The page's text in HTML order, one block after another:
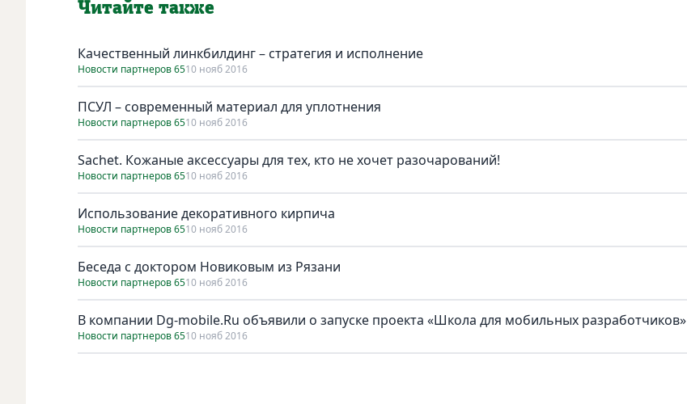
Читайте также
Качественный линкбилдинг – стратегия и исполнение
Новости партнеров 6510 нояб 2016
ПСУЛ – современный материал для уплотнения
Новости партнеров 6510 нояб 2016
Sachet. Кожаные аксессуары для тех, кто не хочет разочарований!
Новости партнеров 6510 нояб 2016
Использование декоративного кирпича
Новости партнеров 6510 нояб 2016
Беседа с доктором Новиковым из Рязани
Новости партнеров 6510 нояб 2016
В компании Dg-mobile.Ru объявили о запуске проекта «Школа для мобильных разработчиков»
Новости партнеров 6510 нояб 2016